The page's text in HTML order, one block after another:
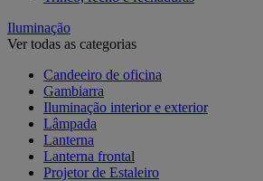
Iluminação
Ver todas as categorias
Candeeiro de oficina
Gambiarra
Iluminação interior e exterior
Lâmpada
Lanterna
Lanterna frontal
Projetor de Estaleiro